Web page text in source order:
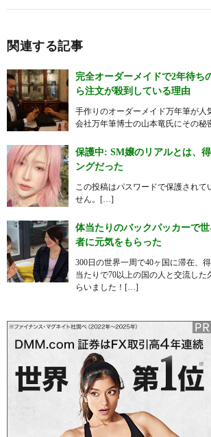
関連する記事
完全オーダーメイドで2年待ち
ら注文が殺到している理由
手作りのオーダーメイド万年筆が人
会社万年筆博士の山本竜氏にその
保護中: SM嬢のリアルとは、
ングだった
この投稿はパスワードで保護されて
せん。[…]
体当たりのバックパッカーで
者に元気をもらった
300日の世界一周で40ヶ国に滞在、
当たりで70以上の国の人と交流した
らいました！[…]